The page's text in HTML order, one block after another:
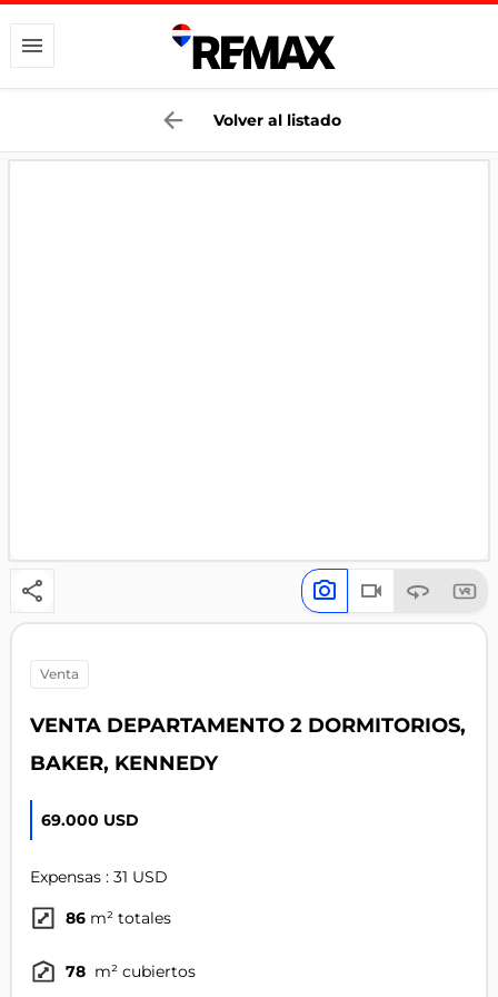
Volver al listado
venta
VENTA DEPARTAMENTO 2 DORMITORIOS,
BAKER, KENNEDY
69.000 USD
Expensas : 31 USD
86 m² totales
78 m² cubiertos